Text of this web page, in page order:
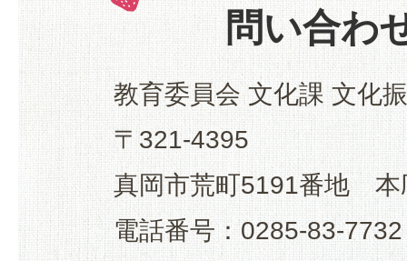
問い合わ
教育委員会 文化課 文化
〒321-4395
真岡市荒町5191番地 本
電話番号：0285-83-7732